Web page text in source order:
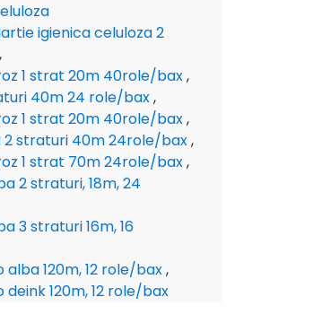
igienica celuloza 2
1 strat 20m 40role/bax,
40m 24 role/bax,
1 strat 20m 40role/bax,
2 straturi 40m 24role/bax,
1 strat 70m 24role/bax,
2 straturi, 18m, 24
3 straturi 16m, 16
120m, 12 role/bax,
120m, 12 role/bax